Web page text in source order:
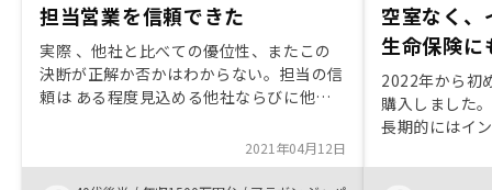
担当営業を信頼できた
実際 、他社と比べての優位性、またこの
決断が正解か否かはわからない。担当の信
頼は ある程度見込める他社ならびに他の
2021年04月12日
空室なく、
生命保険に
2022年から初
購入しました
長期的にはイ
るので良い投